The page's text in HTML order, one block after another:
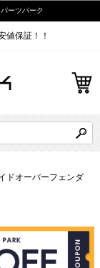
ーツパーク
値保証！！
ドオーバーフェンダ